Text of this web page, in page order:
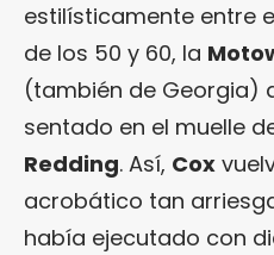
estilísticamente entre
de los 50 y 60, la
(también de Georgia)
sentado en el muelle
Redding. Así, Cox
acrobático tan
había ejecutado con